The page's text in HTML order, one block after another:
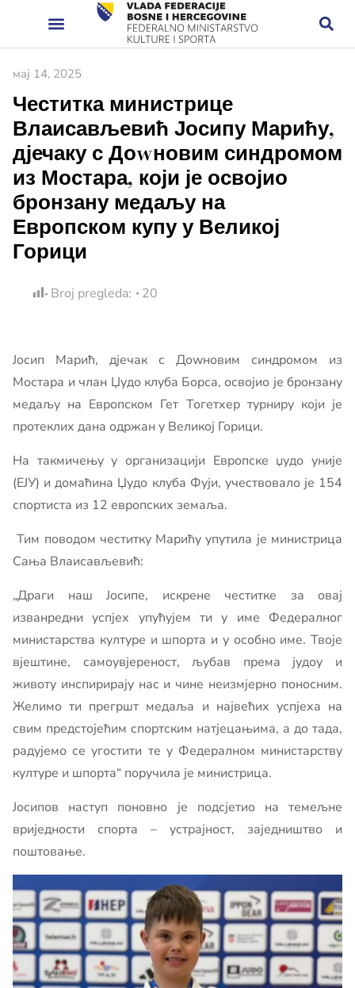
мај 14, 2025
Честитка министрице
Влаисављевић Јосипу Марићу,
дјечаку с Доwновим синдромом
из Мостара, који је освојио
бронзану медаљу на
Европском купу у Великој
Горици
Broj pregleda: 20
Јосип Марић, дјечак с Доwновим синдромом из
Мостара и члан Џудо клубa Борса, освојио је бронзану
медаљу на Европском Гет Тогетхер турниру који је
протеклих дана одржан у Великој Горици.
На такмичењу у организацији Европске џудо уније
(ЕЈУ) и домаћина Џудо клуба Фуји, учествовало је 154
спортиста из 12 европских земаља.
Тим поводом честитку Марићу упутила је министрица
Сања Влаисављевић:
„Драги наш Јосипе, искрене честитке за овај
изванредни успјех упућујем ти у име Федералног
министарства културе и шпорта и у особно име. Твоје
вјештине, самоувјереност, љубав према јудоу и
животу инспирирају нас и чине неизмјерно поносним.
Желимо ти прегршт медаља и највећих успјеха на
свим предстојећим спортским натјецањима, а до тада,
радујемо се угостити те у Федералном министарству
културе и шпорта“ поручила је министрица.
Јосипов наступ поновно је подсјетио на темељне
вриједности спорта – устрајност, заједништво и
поштовање.